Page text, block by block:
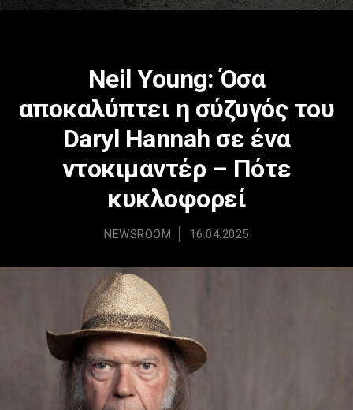
Neil Young: Όσα
αποκαλύπτει η σύζυγός του
Daryl Hannah σε ένα
ντοκιμαντέρ – Πότε
κυκλοφορεί
NEWSROOM 16.04.2025